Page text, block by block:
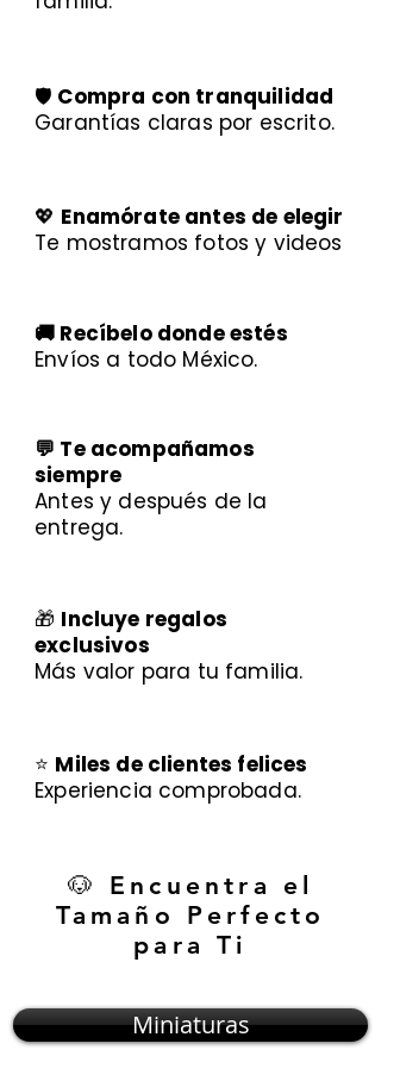
🛡️ Compra con tranquilidad
Garantías claras por escrito.
💖 Enamórate antes de elegir
Te mostramos fotos y videos
🚚 Recíbelo donde estés
Envíos a todo México.
💬 Te acompañamos
siempre
Antes y después de la
entrega.
🎁 Incluye regalos
exclusivos
Más valor para tu familia.
⭐ Miles de clientes felices
Experiencia comprobada.
🐶 Encuentra el
Tamaño Perfecto
para Ti
Miniaturas